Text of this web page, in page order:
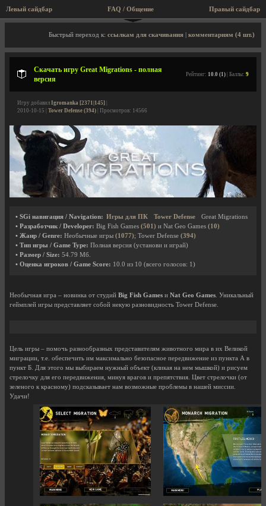
Левый сайдбар Правый сайдбар
FAQ / Общение
Описание игры, скриншоты, видео
Быстрый переход к: ссылкам для скачивания комментариям (4 шт.)
Скачать игру Great Migrations - полная
версия
Рейтинг: 10.0 (1) | Баллы: 9
Игру добавил Igromanka [2371|145]
2010-10-15 | Tower Defense (394) | Просмотров: 14566
• SGi навигация / Navigation: Игры для ПК Tower Defense
Great Migrations
• Разработчик / Developer: Big Fish Games (501) и Nat Geo Games (10)
• Жанр / Genre: Необычные игры (1077); Tower Defense (394)
• Тип игры / Game Type: Полная версия (установи и играй)
• Размер / Size: 54.79 Мб.
• Оценка игроков / Game Score: 10.0 из 10 (всего голосов: 1)
Необычная игра – новинка от студий Big Fish Games и Nat Geo Games. Уникальный
геймплей игры представляет собой некую разновидность Tower Defense.
Цель игры – помочь разнообразных представителям животного мира в их Великой
миграции, т.е. обеспечить им максимально безопасное передвижение из пункта А в
пункт Б. Для этого мы выбираем нужный объект (кликая на нем мышкой) и рисуем
стрелочку для его передвижения, минуя врагов и препятствия. Цвет стрелочки (от
зеленого к красному) подсказывает нам возможные проблемы в нашей миссии.
Удачи!